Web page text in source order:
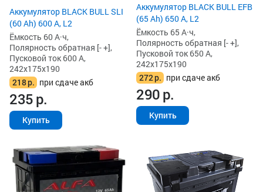
Аккумулятор BLACK BULL SLI
(60 Ah) 600 А, L2
Ёмкость 60 А·ч,
Полярность обратная [- +],
Пусковой ток 600 А,
242x175x190
218р. при сдаче акб
235р.
Купить
Аккумулятор BLACK BULL EFB
(65 Ah) 650 А, L2
Ёмкость 65 А·ч,
Полярность обратная [- +],
Пусковой ток 650 А,
242x175x190
272р. при сдаче акб
290р.
Купить